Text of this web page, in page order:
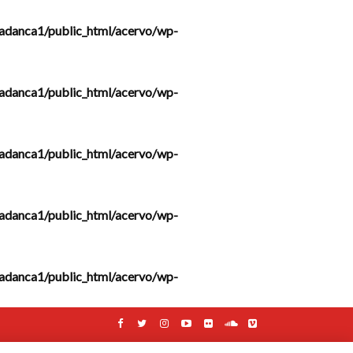
public_html/acervo/wp-
public_html/acervo/wp-
public_html/acervo/wp-
public_html/acervo/wp-
public_html/acervo/wp-